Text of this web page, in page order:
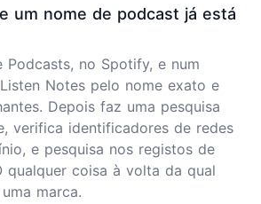
um nome de podcast já está
Podcasts, no Spotify, e num
Notes pelo nome exato e
Depois faz uma pesquisa
verifica identificadores de redes
e pesquisa nos registos de
qualquer coisa à volta da qual
marca.